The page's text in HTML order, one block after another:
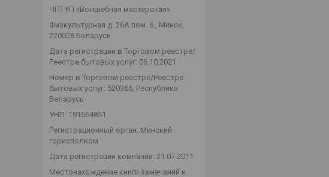
ЧПТУП «Волшебная мастерская»
Физкультурная д. 26А пом. 6., Минск,
220028 Беларусь
Дата регистрации в Торговом реестре/
Реестре бытовых услуг: 06.10.2021
Номер в Торговом реестре/Реестре
бытовых услуг: 520366, Республика
Беларусь
УНП: 191664851
Регистрационный орган: Минский
горисполком
Дата регистрации компании: 21.07.2011
Местонахождение книги замечаний и